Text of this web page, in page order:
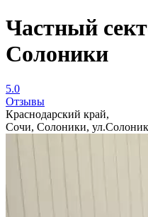
Частный
Солоники
5.0
Отзывы
Краснодарский край,
Сочи, Солоники,